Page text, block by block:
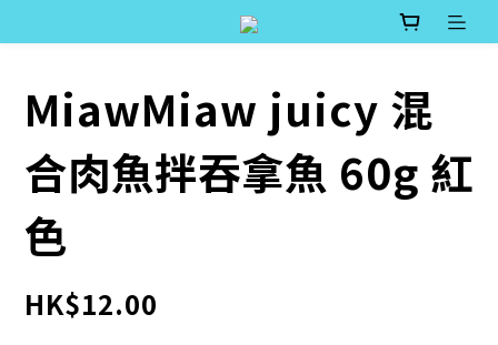
MiawMiaw juicy 混
合肉魚拌吞拿魚 60g 紅
色
HK$12.00